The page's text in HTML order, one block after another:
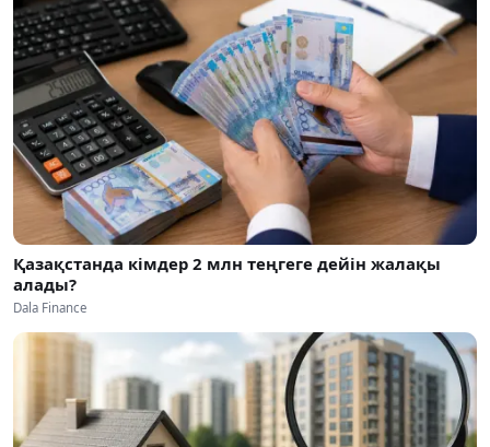
Қазақстанда кімдер 2 млн теңгеге дейін жалақы
алады?
Dala Finance